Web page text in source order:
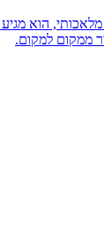
ממקום למקום.